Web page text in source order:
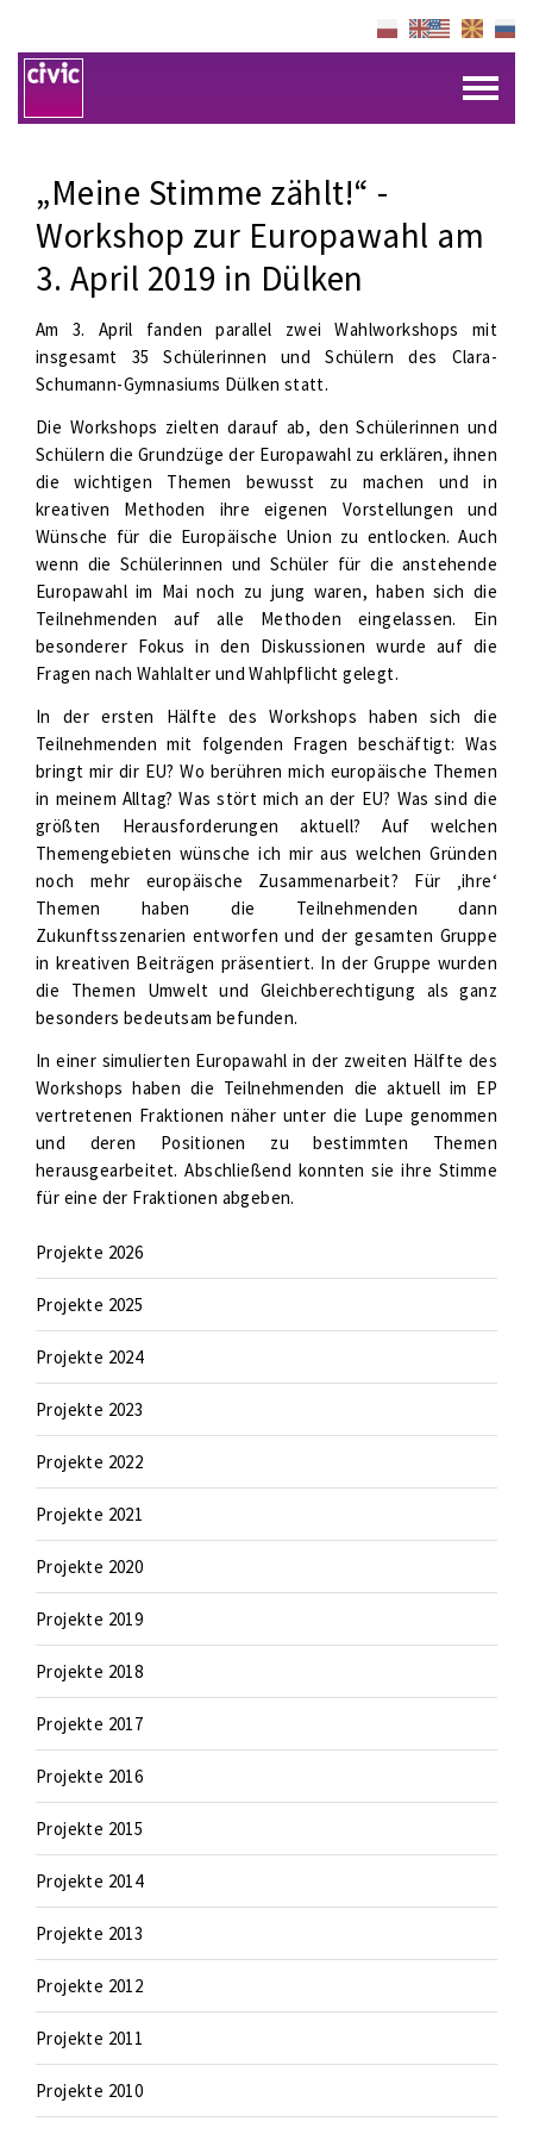
„Meine Stimme zählt!“ -
Workshop zur Europawahl am
3. April 2019 in Dülken
Am 3. April fanden parallel zwei Wahlworkshops mit
insgesamt 35 Schülerinnen und Schülern des Clara-
Schumann-Gymnasiums Dülken statt.
Die Workshops zielten darauf ab, den Schülerinnen und
Schülern die Grundzüge der Europawahl zu erklären, ihnen
die wichtigen Themen bewusst zu machen und in
kreativen Methoden ihre eigenen Vorstellungen und
Wünsche für die Europäische Union zu entlocken. Auch
wenn die Schülerinnen und Schüler für die anstehende
Europawahl im Mai noch zu jung waren, haben sich die
Teilnehmenden auf alle Methoden eingelassen. Ein
besonderer Fokus in den Diskussionen wurde auf die
Fragen nach Wahlalter und Wahlpflicht gelegt.
In der ersten Hälfte des Workshops haben sich die
Teilnehmenden mit folgenden Fragen beschäftigt: Was
bringt mir dir EU? Wo berühren mich europäische Themen
in meinem Alltag? Was stört mich an der EU? Was sind die
größten Herausforderungen aktuell? Auf welchen
Themengebieten wünsche ich mir aus welchen Gründen
noch mehr europäische Zusammenarbeit? Für ‚ihre‘
Themen haben die Teilnehmenden dann
Zukunftsszenarien entworfen und der gesamten Gruppe
in kreativen Beiträgen präsentiert. In der Gruppe wurden
die Themen Umwelt und Gleichberechtigung als ganz
besonders bedeutsam befunden.
In einer simulierten Europawahl in der zweiten Hälfte des
Workshops haben die Teilnehmenden die aktuell im EP
vertretenen Fraktionen näher unter die Lupe genommen
und deren Positionen zu bestimmten Themen
herausgearbeitet. Abschließend konnten sie ihre Stimme
für eine der Fraktionen abgeben.
Projekte 2026
Projekte 2025
Projekte 2024
Projekte 2023
Projekte 2022
Projekte 2021
Projekte 2020
Projekte 2019
Projekte 2018
Projekte 2017
Projekte 2016
Projekte 2015
Projekte 2014
Projekte 2013
Projekte 2012
Projekte 2011
Projekte 2010